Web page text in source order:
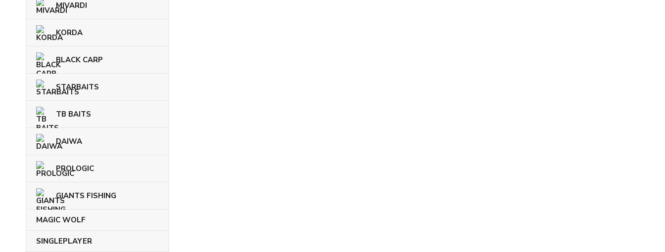
MIVARDI
KORDA
BLACK CARP
STARBAITS
TB BAITS
DAIWA
PROLOGIC
GIANTS FISHING
MAGIC WOLF
SINGLEPLAYER